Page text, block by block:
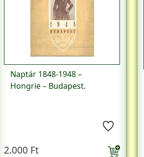
Naptár 1848-1948 –
Hongrie – Budapest.
2.000 Ft